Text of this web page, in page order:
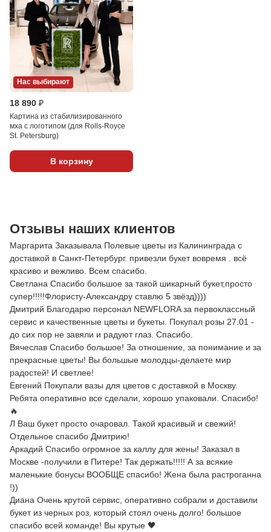
Нас выбирают
18 890 ₽
Картина из стабилизированного
мха с логотипом (для Rolls-Royce
St. Petersburg)
В корзину
Отзывы наших клиентов
Маргарита Заказывала Полевые цветы из Калининграда с
доставкой в Санкт-Петербург. привезли букет вовремя . всё
красиво и вежливо. Всем спасибо.
Светлана Спасибо большое за такой шикарный букет,просто
супер!!!!!Флористу-Александру ставлю 5 звёзд))))
Дмитрий Благодарю персонал NEWFLORA за первоклассный
сервис и качественные цветы и букеты. Покупал розы 27.01 -
до сих пор не завяли и радуют глаз. Спасибо.
Вячеслав Спасибо большое! За отношение, за понимание и за
прекрасные цветы! Вы большые молодцы-делаете мир
радостей! И светлее!
Евгений Покупали вазы для цветов с доставкой в Москву.
Ребята оперативно все сделали, хорошо упаковали. Спасибо!
🔥
Л Ваш букет просто очаровал. Такой красивый и свежий!
Отдельное спасибо Дмитрию!
Аркадий Спасибо огромное за каллу для жены! Заказал в
Москве -получили в Питере! Так держать!!!!! А за всякие
маленькие бонусы ВООБЩЕ спасибо! Жена была растроганна
!))
Диана Очень крутой сервис, оперативно собрали и доставили
букет из черных роз, который стоял очень долго! большое
спасибо всей команде! Вы крутые 🖤